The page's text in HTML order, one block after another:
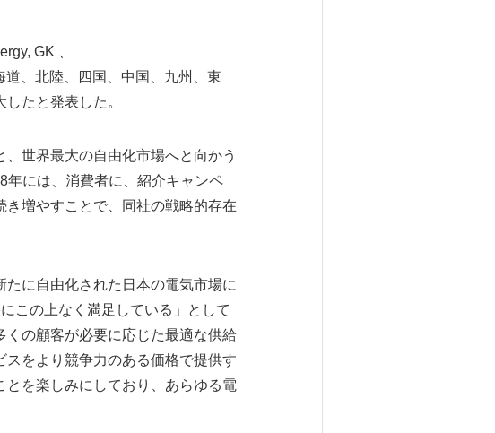
GK 、
、北陸、四国、中国、九州、東
たと発表した。
世界最大の自由化市場へと向かう
年には、消費者に、紹介キャンペ
増やすことで、同社の戦略的存在
に自由化された日本の電気市場に
この上なく満足している」として
の顧客が必要に応じた最適な供給
をより競争力のある価格で提供す
を楽しみにしており、あらゆる電